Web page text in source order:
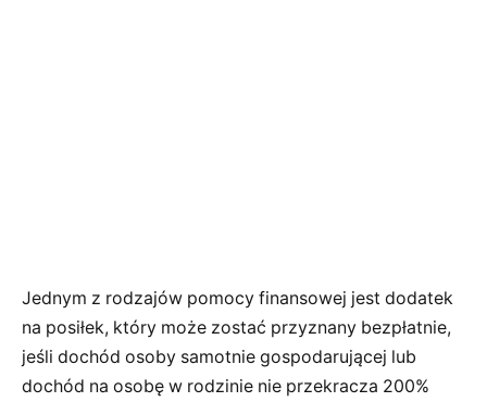
Jednym z rodzajów pomocy finansowej jest dodatek
na posiłek, który może zostać przyznany bezpłatnie,
jeśli dochód osoby samotnie gospodarującej lub
dochód na osobę w rodzinie nie przekracza 200%